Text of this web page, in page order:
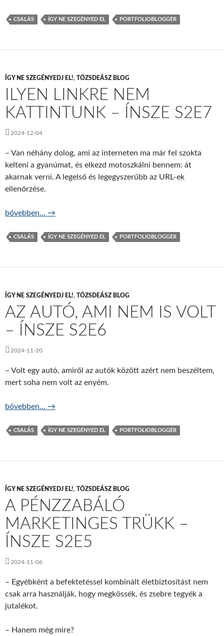
CSALÁS ÍGY NE SZEGÉNYED EL PORTFOLIOBLOGGER
ÍGY NE SZEGÉNYEDJ EL!, TŐZSDEÁSZ BLOG
ILYEN LINKRE NEM
KATTINTUNK – ÍNSZE S2E7
2024-12-04
– Van néhány dolog, ami az interneten ma már fel szokta
kelteni a gyanúmat, és elkezd motoszkálni bennem: át
akarnak verni. A legelső és legegyszerűbb az URL-ek
ellenőrzése.
Ilyen linkre nem kattintunk – ÍNSZE S2E7
bővebben… →
CSALÁS ÍGY NE SZEGÉNYED EL PORTFOLIOBLOGGER
ÍGY NE SZEGÉNYEDJ EL!, TŐZSDEÁSZ BLOG
AZ AUTÓ, AMI NEM IS VOLT
– ÍNSZE S2E6
2024-11-20
– Volt egy autó, amiről az autók között azért nem beszéltem,
mert soha nem volt az enyém.
Az autó, ami nem is volt – ÍNSZE S2E6
bővebben… →
CSALÁS ÍGY NE SZEGÉNYED EL PORTFOLIOBLOGGER
ÍGY NE SZEGÉNYEDJ EL!, TŐZSDEÁSZ BLOG
A PÉNZZABÁLÓ
MARKETINGES TRÜKK –
ÍNSZE S2E5
2024-11-06
– Egyébként a befektetéssel kombinált életbiztosítást nem
csak arra használják, hogy megkössék, és zsebre tegyék a
jutalékot.
– Hanem még mire?